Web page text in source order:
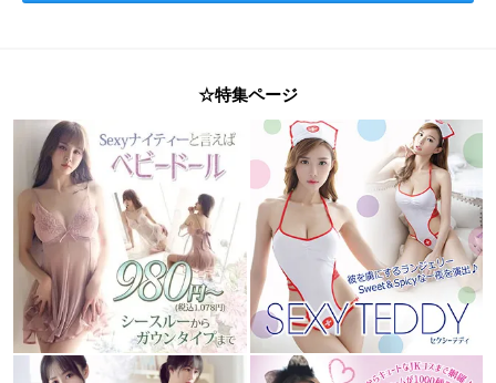
☆特集ページ